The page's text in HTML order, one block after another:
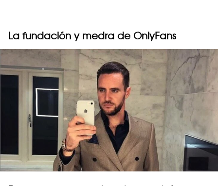
La fundación y medra de OnlyFans